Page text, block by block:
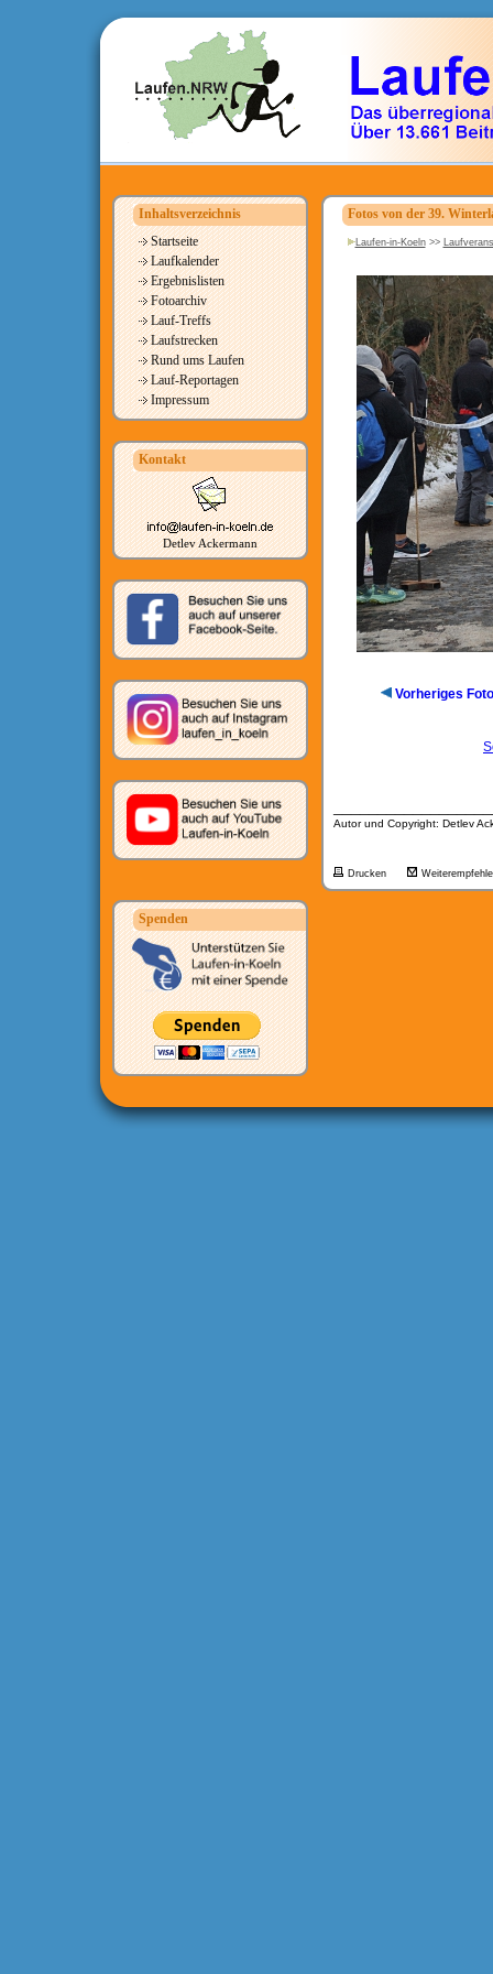
Inhaltsverzeichnis
Startseite
Laufkalender
Ergebnislisten
Fotoarchiv
Lauf-Treffs
Laufstrecken
Rund ums Laufen
Lauf-Reportagen
Impressum
Kontakt
Detlev Ackermann
Spenden
Fotos von der 39.
Laufen-in-Koeln>>
Vorheriges Foto
Autor und Copyright: Detlev
Drucken